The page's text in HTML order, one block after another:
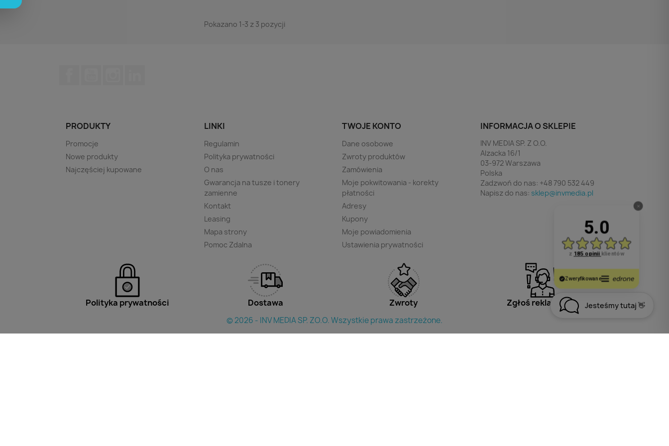
Pokazano 1-3 z 3 pozycji
PRODUKTY
Promocje
Nowe produkty
Najczęściej kupowane
LINKI
Regulamin
Polityka prywatności
O nas
Gwarancja na tusze i tonery
zamienne
Kontakt
Leasing
Mapa strony
Pomoc Zdalna
TWOJE KONTO
Dane osobowe
Zwroty produktów
Zamówienia
Moje pokwitowania - korekty
płatności
Adresy
Kupony
Moje powiadomienia
Ustawienia prywatności
INFORMACJA O SKLEPIE
INV MEDIA SP. Z O.O.
Alzacka 16/1
03-972 Warszawa
Polska
Zadzwoń do nas: +48 790 532 449
Napisz do nas: sklep@invmedia.pl
Jesteśmy tutaj 👋
Polityka prywatności Dostawa Zwroty Zgłoś reklamację
© 2026 - INV MEDIA SP. ZO.O. Wszystkie prawa zastrzeżone.